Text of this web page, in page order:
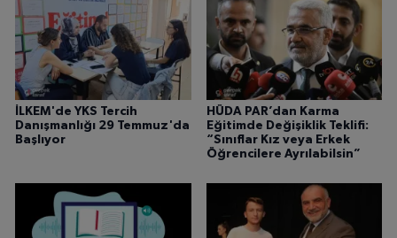
İLKEM'de YKS Tercih
Danışmanlığı 29 Temmuz'da
Başlıyor
HÜDA PAR’dan Karma
Eğitimde Değişiklik Teklifi:
“Sınıflar Kız veya Erkek
Öğrencilere Ayrılabilsin”